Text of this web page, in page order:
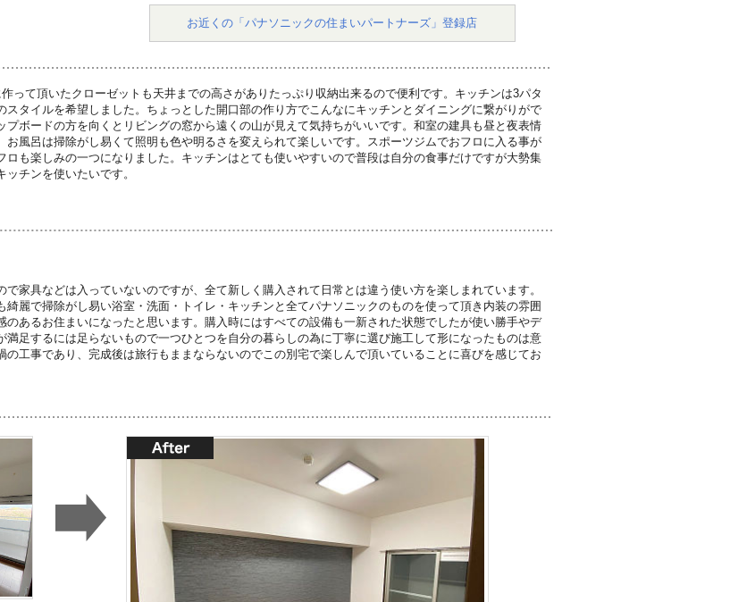
お近くの「パナソニックの住まいパートナーズ」登録店
って頂いたクローゼットも天井までの高さがありたっぷり収納出来るので便利です。キッチンは3パタ
スタイルを希望しました。ちょっとした開口部の作り方でこんなにキッチンとダイニングに繋がりがで
プボードの方を向くとリビングの窓から遠くの山が見えて気持ちがいいです。和室の建具も昼と夜表情
お風呂は掃除がし易くて照明も色や明るさを変えられて楽しいです。スポーツジムでおフロに入る事が
ロも楽しみの一つになりました。キッチンはとても使いやすいので普段は自分の食事だけですが大勢集
ッチンを使いたいです。
で家具などは入っていないのですが、全て新しく購入されて日常とは違う使い方を楽しまれています。
綺麗で掃除がし易い浴室・洗面・トイレ・キッチンと全てパナソニックのものを使って頂き内装の雰囲
のあるお住まいになったと思います。購入時にはすべての設備も一新された状態でしたが使い勝手やデ
満足するには足らないもので一つひとつを自分の暮らしの為に丁寧に選び施工して形になったものは意
の工事であり、完成後は旅行もままならないのでこの別宅で楽しんで頂いていることに喜びを感じてお